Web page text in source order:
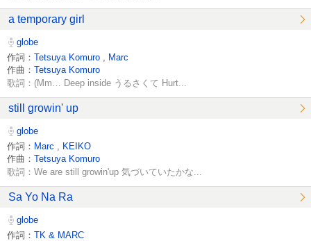
a temporary girl
globe
作詞： Tetsuya Komuro
Marc
作曲： Tetsuya Komuro
歌詞：(Mm… Deep inside うるさくて Hurt...
still growin' up
globe
作詞： Marc
KEIKO
作曲： Tetsuya Komuro
歌詞：We are still growin'up 気づいていたかな...
Sa Yo Na Ra
globe
作詞： TK & MARC